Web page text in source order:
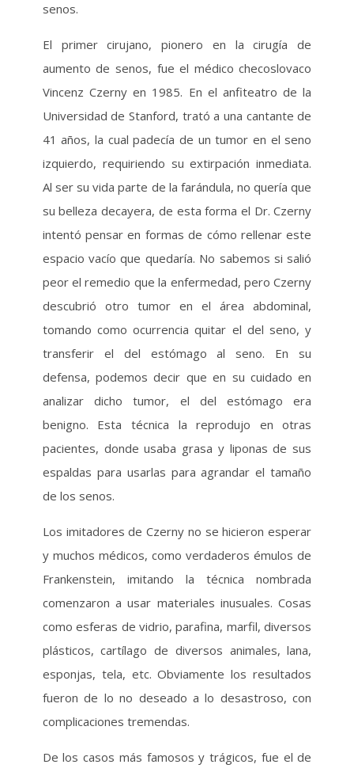
senos.
El primer cirujano, pionero en la cirugía de
aumento de senos, fue el médico checoslovaco
Vincenz Czerny en 1985. En el anfiteatro de la
Universidad de Stanford, trató a una cantante de
41 años, la cual padecía de un tumor en el seno
izquierdo, requiriendo su extirpación inmediata.
Al ser su vida parte de la farándula, no quería que
su belleza decayera, de esta forma el Dr. Czerny
intentó pensar en formas de cómo rellenar este
espacio vacío que quedaría. No sabemos si salió
peor el remedio que la enfermedad, pero Czerny
descubrió otro tumor en el área abdominal,
tomando como ocurrencia quitar el del seno, y
transferir el del estómago al seno. En su
defensa, podemos decir que en su cuidado en
analizar dicho tumor, el del estómago era
benigno. Esta técnica la reprodujo en otras
pacientes, donde usaba grasa y liponas de sus
espaldas para usarlas para agrandar el tamaño
de los senos.
Los imitadores de Czerny no se hicieron esperar
y muchos médicos, como verdaderos émulos de
Frankenstein, imitando la técnica nombrada
comenzaron a usar materiales inusuales. Cosas
como esferas de vidrio, parafina, marfil, diversos
plásticos, cartílago de diversos animales, lana,
esponjas, tela, etc. Obviamente los resultados
fueron de lo no deseado a lo desastroso, con
complicaciones tremendas.
De los casos más famosos y trágicos, fue el de